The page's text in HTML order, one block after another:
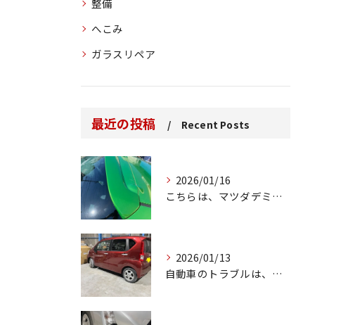
整備
へこみ
ガラスリペア
最近の投稿 Recent Posts
2026/01/16
こちらは、マツダデミオのゲートのルーフスポイラーで、経年劣化...
2026/01/13
自動車のトラブルは、日常生活において避けられない出来事の一つ...